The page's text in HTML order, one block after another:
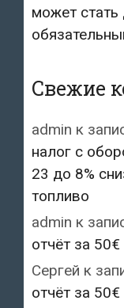
может
Свежие
admin к
налог с
23 до 8%
топливо
admin к
отчёт за 50€
Сергей к
отчёт за 50€